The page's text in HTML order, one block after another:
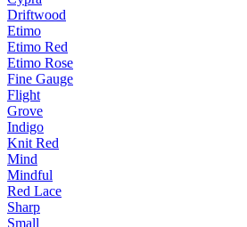
Driftwood
Etimo
Etimo Red
Etimo Rose
Fine Gauge
Flight
Grove
Indigo
Knit Red
Mind
Mindful
Red Lace
Sharp
Small